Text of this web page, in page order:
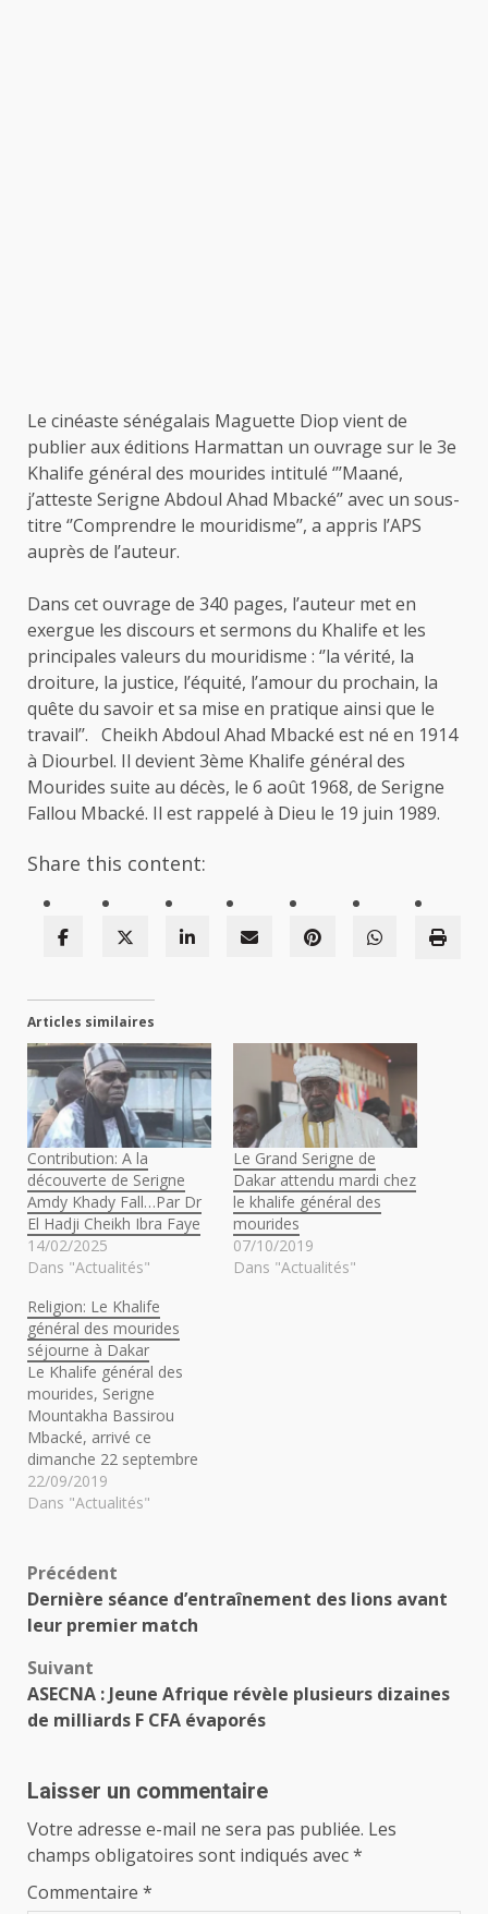
Le cinéaste sénégalais Maguette Diop vient de
publier aux éditions Harmattan un ouvrage sur le 3e
Khalife général des mourides intitulé ‘’’Maané,
j’atteste Serigne Abdoul Ahad Mbacké’’ avec un sous-
titre ‘’Comprendre le mouridisme’’, a appris l’APS
auprès de l’auteur.
Dans cet ouvrage de 340 pages, l’auteur met en
exergue les discours et sermons du Khalife et les
principales valeurs du mouridisme : ‘’la vérité, la
droiture, la justice, l’équité, l’amour du prochain, la
quête du savoir et sa mise en pratique ainsi que le
travail’’. Cheikh Abdoul Ahad Mbacké est né en 1914
à Diourbel. Il devient 3ème Khalife général des
Mourides suite au décès, le 6 août 1968, de Serigne
Fallou Mbacké. Il est rappelé à Dieu le 19 juin 1989.
Share this content:
Articles similaires
Contribution: A la
découverte de Serigne
Amdy Khady Fall…Par Dr
El Hadji Cheikh Ibra Faye
14/02/2025
Dans "Actualités"
Le Grand Serigne de
Dakar attendu mardi chez
le khalife général des
mourides
07/10/2019
Dans "Actualités"
Religion: Le Khalife
général des mourides
séjourne à Dakar
Le Khalife général des
mourides, Serigne
Mountakha Bassirou
Mbacké, arrivé ce
dimanche 22 septembre
dans la capitale
sénégalaise, en
midi, à la grande
mosquée Massalikoul
Djinane où il a été
accueilli par un nombre
fidèles, qui avaient pris
d’assaut tôt dans la…
22/09/2019
Dans "Actualités"
Navigation
d’article
Précédent
Dernière séance d’entraînement des lions avant
leur premier match
Suivant
ASECNA : Jeune Afrique révèle plusieurs dizaines
de milliards F CFA évaporés
Laisser un commentaire
Votre adresse e-mail ne sera pas publiée. Les
champs obligatoires sont indiqués avec*
Commentaire *